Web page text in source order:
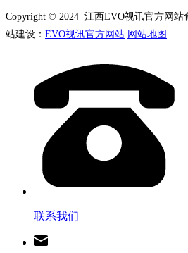
Copyright © 2024 江西EVO视讯官方网
站建设： EVO视讯官方网站 网站地图
联系我们